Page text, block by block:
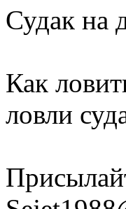
Судак на
Как
ловли